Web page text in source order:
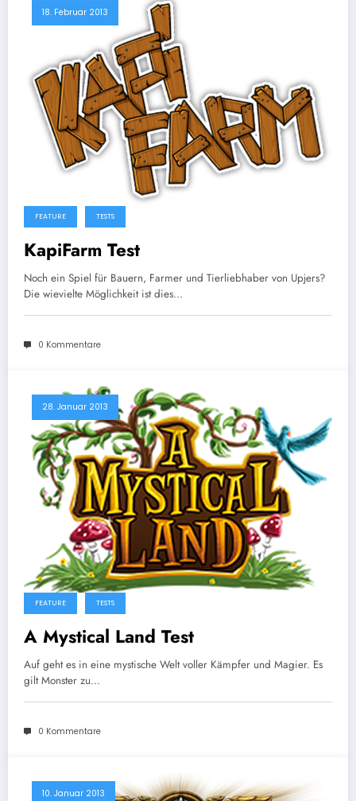
18. Februar 2013
FEATURE TESTS
KapiFarm Test
Noch ein Spiel für Bauern, Farmer und Tierliebhaber von Upjers?
Die wievielte Möglichkeit ist dies…
0 Kommentare
28. Januar 2013
FEATURE TESTS
A Mystical Land Test
Auf geht es in eine mystische Welt voller Kämpfer und Magier. Es
gilt Monster zu…
0 Kommentare
10. Januar 2013